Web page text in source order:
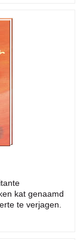
kat genaamd
te verjagen.